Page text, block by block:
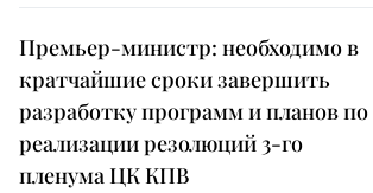
Премьер-министр: необходимо в
кратчайшие сроки завершить
разработку программ и планов по
реализации резолюций 3-го
пленума ЦК КПВ